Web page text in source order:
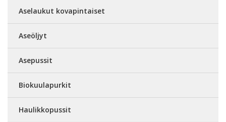
Aselaukut kovapintaiset
Aseöljyt
Asepussit
Biokuulapurkit
Haulikkopussit